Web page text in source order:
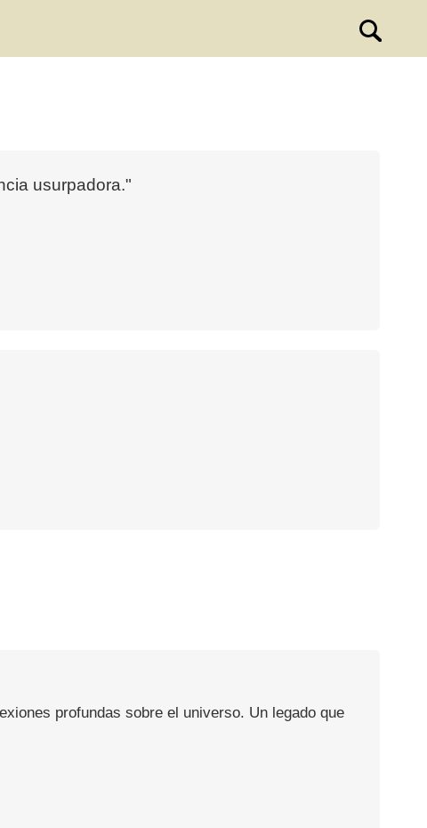
usurpadora."
profundas sobre el universo. Un legado que